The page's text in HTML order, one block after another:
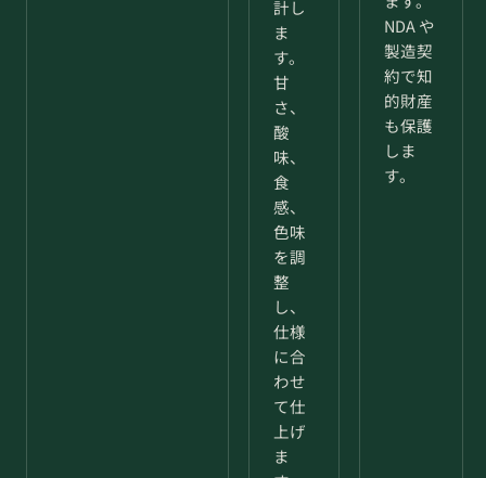
計し
ま
す。
甘
さ、
酸
味、
食
感、
色味
を調
整
し、
仕様
に合
わせ
て仕
上げ
ま
NDA や
製造契
約で知
的財産
も保護
しま
す。